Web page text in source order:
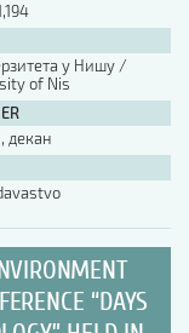
у Нишу /
of Nis
декан
“DAYS